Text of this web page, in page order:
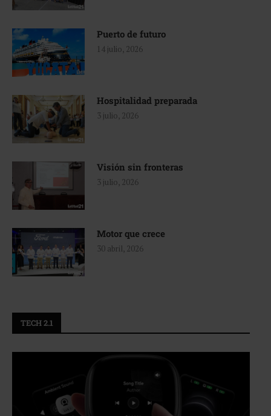
Puerto de futuro
14 julio, 2026
Hospitalidad preparada
3 julio, 2026
Visión sin fronteras
3 julio, 2026
Motor que crece
30 abril, 2026
TECH 2.1